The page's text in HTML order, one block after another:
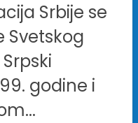
Srbije se
Svetskog
godine i